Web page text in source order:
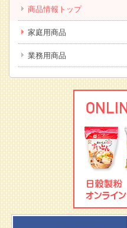
商品情報トップ
家庭用商品
業務用商品